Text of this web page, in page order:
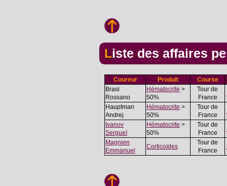
Liste des affaires
Coureur Produit Course
Brasi
Rossano
Hématocrite >
50%
Tour de
France
Hauptman
Andrej
Hématocrite >
50%
Tour de
France
Ivanov
Sergueï
Hématocrite >
50%
Tour de
France
Magnien
Emmanuel
Corticoïdes
Tour de
France